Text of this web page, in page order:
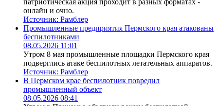
патриотическая акция проходит в разных форматах -
онлайн и очно.
Источник: Рамблер
Промышленные предприятия Пермского края атакованы
беспилотниками
08.05.2026 11:01
Утром 8 мая промышленные площадки Пермского края
подверглись атаке беспилотных летательных аппаратов.
Источник: Рамблер
В Пермском крае беспилотник повредил
промышленный объект
08.05.2026 08:41